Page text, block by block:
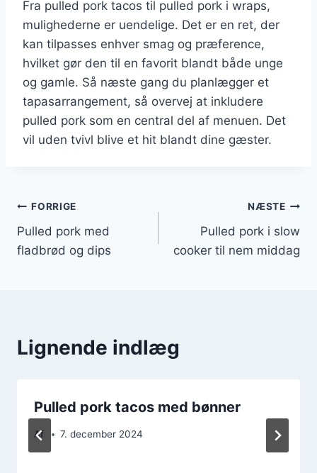
Fra pulled pork tacos til pulled pork i wraps,
mulighederne er uendelige. Det er en ret, der
kan tilpasses enhver smag og præference,
hvilket gør den til en favorit blandt både unge
og gamle. Så næste gang du planlægger et
tapasarrangement, så overvej at inkludere
pulled pork som en central del af menuen. Det
vil uden tvivl blive et hit blandt dine gæster.
Indlægsnavigation
FORRIGE
Pulled pork med
fladbrød og dips
NÆSTE
Pulled pork i slow
cooker til nem middag
Lignende indlæg
Pulled pork tacos med bønner
Af 7. december 2024